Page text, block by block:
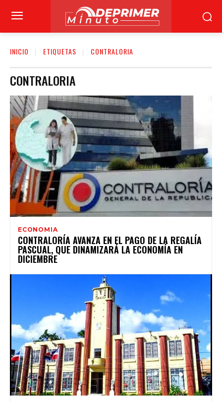
INICIO ETIQUETAS CONTRALORIA
CONTRALORIA
ECONOMIA
CONTRALORÍA AVANZA EN EL PAGO DE LA REGALÍA
PASCUAL, QUE DINAMIZARÁ LA ECONOMÍA EN
DICIEMBRE